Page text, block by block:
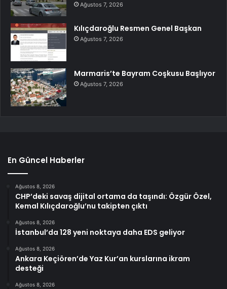
Ağustos 7, 2026
Kılıçdaroğlu Resmen Genel Başkan
Ağustos 7, 2026
Marmaris’te Bayram Coşkusu Başlıyor
Ağustos 7, 2026
En Güncel Haberler
Ağustos 8, 2026
CHP’deki savaş dijital ortama da taşındı: Özgür Özel,
Kemal Kılıçdaroğlu’nu takipten çıktı
Ağustos 8, 2026
İstanbul’da 128 yeni noktaya daha EDS geliyor
Ağustos 8, 2026
Ankara Keçiören’de Yaz Kur’an kurslarına ikram
desteği
Ağustos 8, 2026